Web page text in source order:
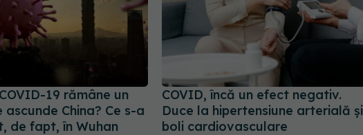
19 rămâne un
ascunde China? Ce s-a
de fapt, în Wuhan
COVID, încă un efect negativ.
Duce la hipertensiune arterială și
boli cardiovasculare